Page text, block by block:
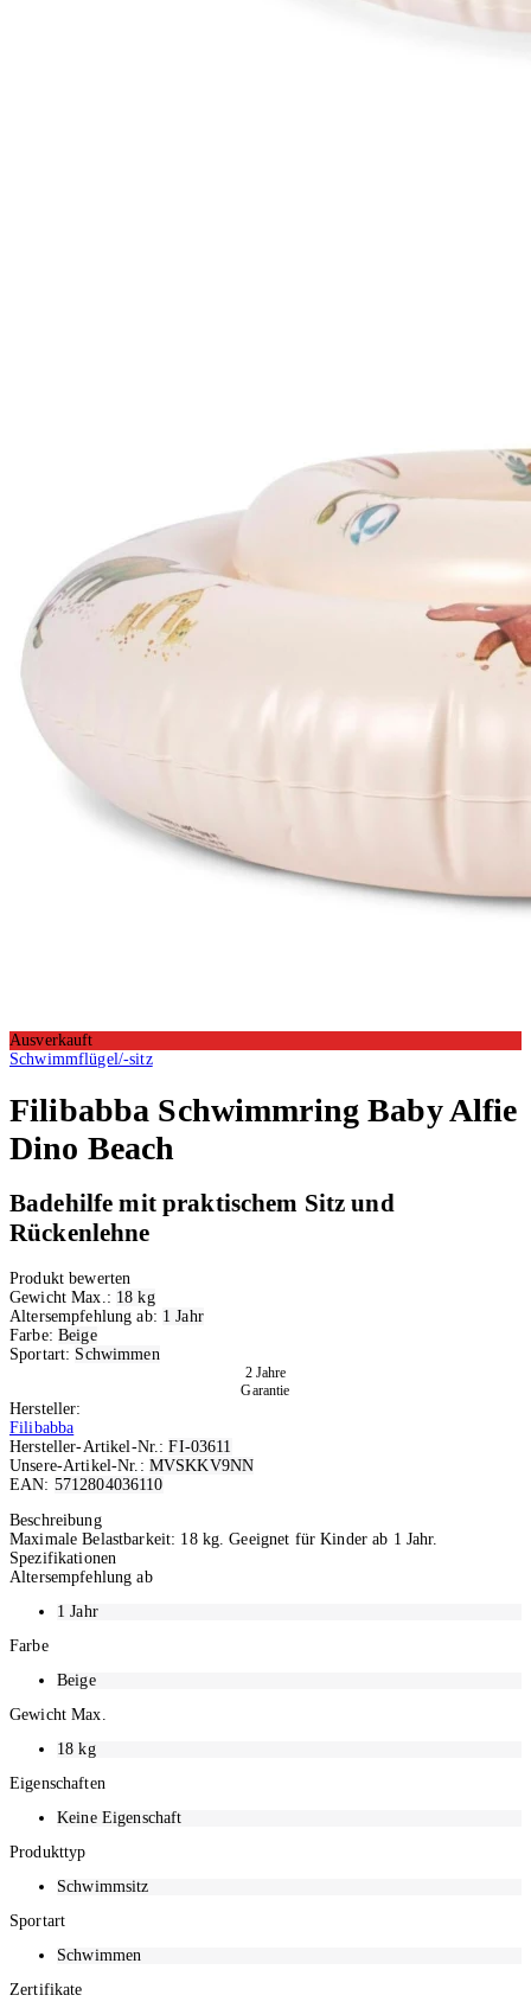
Ausverkauft
Schwimmflügel/-sitz
Filibabba Schwimmring Baby Alfie
Dino Beach
Badehilfe mit praktischem Sitz und
Rückenlehne
Produkt bewerten
Gewicht Max.: 18 kg
Altersempfehlung ab: 1 Jahr
Farbe: Beige
Sportart: Schwimmen
2 Jahre
Garantie
Hersteller:
Filibabba
Hersteller-Artikel-Nr.:FI-03611
Unsere-Artikel-Nr.: MVSKKV9NN
EAN: 5712804036110
Beschreibung
Maximale Belastbarkeit: 18 kg. Geeignet für Kinder ab 1 Jahr.
Spezifikationen
Altersempfehlung ab
1 Jahr
Farbe
Beige
Gewicht Max.
18kg
Eigenschaften
Keine Eigenschaft
Produkttyp
Schwimmsitz
Sportart
Schwimmen
Zertifikate